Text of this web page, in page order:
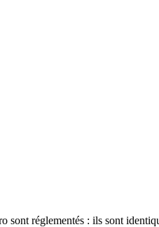
réglementés : ils sont